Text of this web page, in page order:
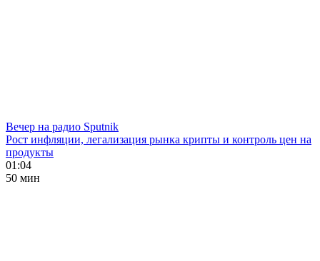
Вечер на радио Sputnik
Рост инфляции, легализация рынка крипты и контроль цен на
продукты
01:04
50 мин